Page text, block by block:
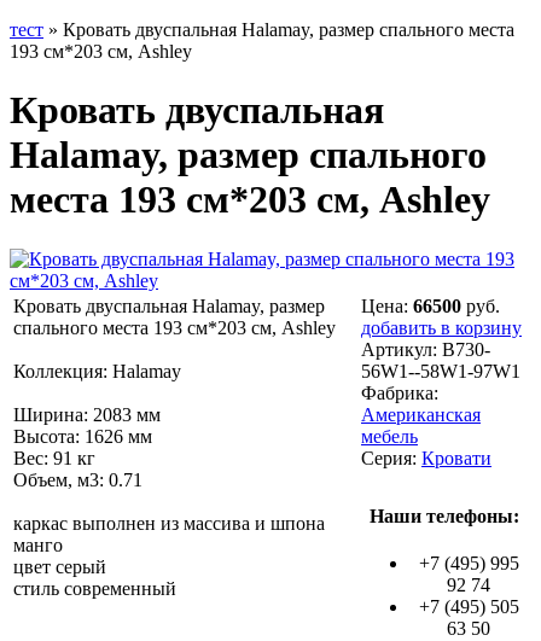
тест » Кровать двуспальная Halamay, размер спального места
193 см*203 см, Ashley
Кровать двуспальная
Halamay, размер спального
места 193 см*203 см, Ashley
Кровать двуспальная Halamay, размер
спального места 193 см*203 см, Ashley
Коллекция: Halamay
Ширина: 2083 мм
Высота: 1626 мм
Вес: 91 кг
Объем, м3: 0.71
каркас выполнен из массива и шпона
манго
цвет серый
стиль современный
Цена: 66500 руб.
добавить в корзину
Артикул: B730-
56W1--58W1-97W1
Фабрика:
Американская
мебель
Серия: Кровати
Наши телефоны:
+7 (495) 995
92 74
+7 (495) 505
63 50